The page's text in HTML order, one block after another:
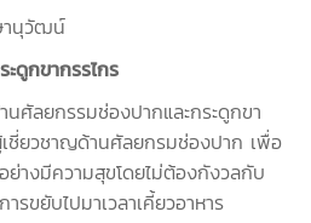
วัฒน์
ดูกขากรรไกร
กรรมช่องปากและกระดูกขา
ชี่ยวชาญด้านศัลยกรมช่องปาก เพื่อ
ย่างมีความสุขโดยไม่ต้องกังวลกับ
รขยับไปมาเวลาเคี้ยวอาหาร